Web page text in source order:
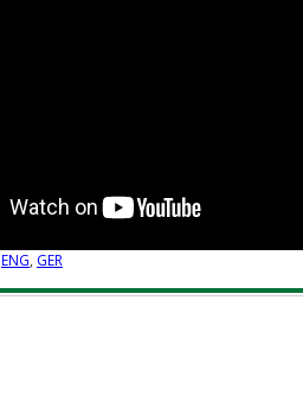
ENG, GER